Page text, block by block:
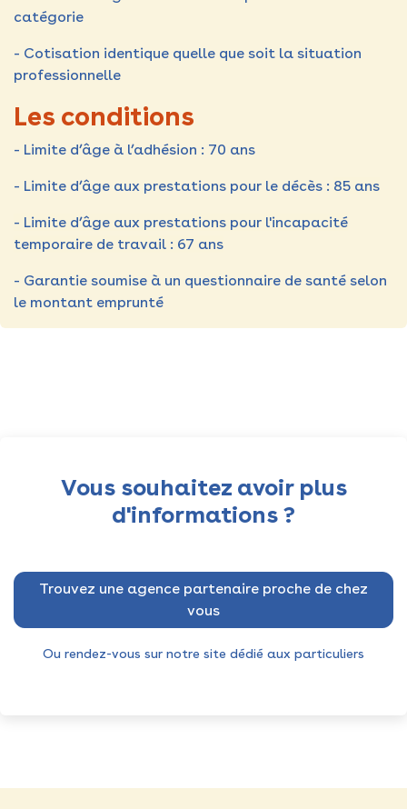
catégorie
- Cotisation identique quelle que soit la situation
professionnelle
Les conditions
- Limite d’âge à l’adhésion : 70 ans
- Limite d’âge aux prestations pour le décès : 85 ans
- Limite d’âge aux prestations pour l'incapacité
temporaire de travail : 67 ans
- Garantie soumise à un questionnaire de santé selon
le montant emprunté
Vous souhaitez avoir plus
d'informations ?
Trouvez une agence partenaire proche de chez
vous
Ou rendez-vous sur notre site dédié aux particuliers